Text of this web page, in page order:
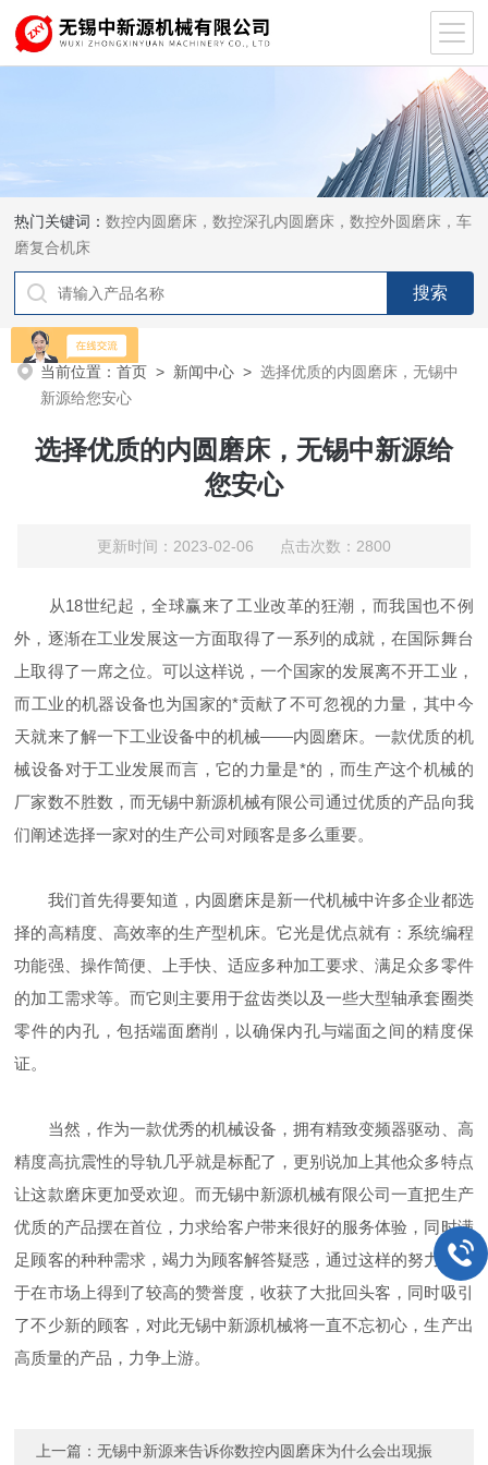
热门关键词：数控内圆磨床，数控深孔内圆磨床，数控外圆磨床，车
磨复合机床
当前位置：首页 > 新闻中心 >选择优质的内圆磨床，无锡中
新源给您安心
选择优质的内圆磨床，无锡中新源给
您安心
更新时间：2023-02-06 点击次数：2800
从18世纪起，全球赢来了工业改革的狂潮，而我国也不例
外，逐渐在工业发展这一方面取得了一系列的成就，在国际舞台
上取得了一席之位。可以这样说，一个国家的发展离不开工业，
而工业的机器设备也为国家的*贡献了不可忽视的力量，其中今
天就来了解一下工业设备中的机械——内圆磨床。一款优质的机
械设备对于工业发展而言，它的力量是*的，而生产这个机械的
厂家数不胜数，而无锡中新源机械有限公司通过优质的产品向我
们阐述选择一家对的生产公司对顾客是多么重要。
我们首先得要知道，内圆磨床是新一代机械中许多企业都选
择的高精度、高效率的生产型机床。它光是优点就有：系统编程
功能强、操作简便、上手快、适应多种加工要求、满足众多零件
的加工需求等。而它则主要用于盆齿类以及一些大型轴承套圈类
零件的内孔，包括端面磨削，以确保内孔与端面之间的精度保
证。
当然，作为一款优秀的机械设备，拥有精致变频器驱动、高
精度高抗震性的导轨几乎就是标配了，更别说加上其他众多特点
让这款磨床更加受欢迎。而无锡中新源机械有限公司一直把生产
优质的产品摆在首位，力求给客户带来很好的服务体验，同时满
足顾客的种种需求，竭力为顾客解答疑惑，通过这样的努力，终
于在市场上得到了较高的赞誉度，收获了大批回头客，同时吸引
了不少新的顾客，对此无锡中新源机械将一直不忘初心，生产出
高质量的产品，力争上游。
上一篇：无锡中新源来告诉你数控内圆磨床为什么会出现振